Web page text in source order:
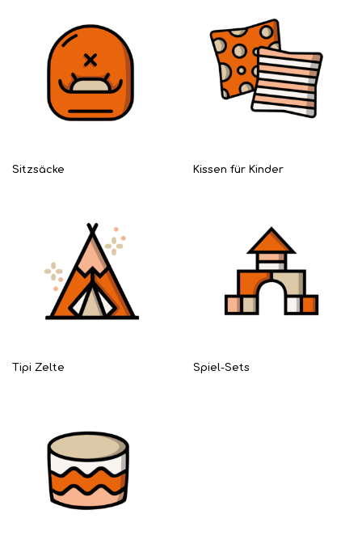
Sitzsäcke Kissen für Kinder
Tipi Zelte Spiel-Sets